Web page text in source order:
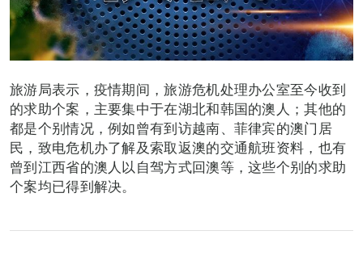
旅游局表示，疫情期间，旅游危机处理办公室至今收到
的求助个案，主要集中于在湖北和韩国的澳人；其他的
都是个别情况，例如曾有到访越南、菲律宾的澳门居
民，致电危机办了解及索取返澳的交通航班资料，也有
曾到江西省的澳人以自驾方式回澳等，这些个别的求助
个案均已得到解决。